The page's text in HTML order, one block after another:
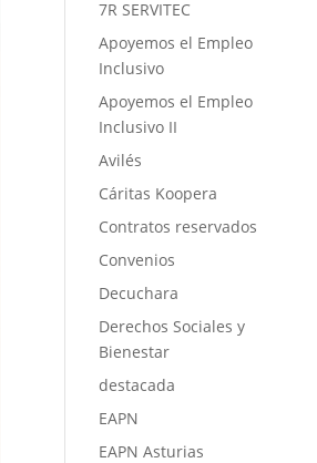
7R SERVITEC
Apoyemos el Empleo
Inclusivo
Apoyemos el Empleo
Inclusivo II
Avilés
Cáritas Koopera
Contratos reservados
Convenios
Decuchara
Derechos Sociales y
Bienestar
destacada
EAPN
EAPN Asturias